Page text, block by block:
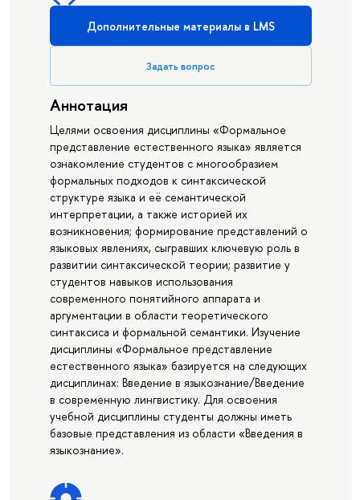
Дополнительные материалы в LMS
Задать вопрос
Аннотация
Целями освоения дисциплины «Формальное
представление естественного языка» является
ознакомление студентов с многообразием
формальных подходов к синтаксической
структуре языка и её семантической
интерпретации, а также историей их
возникновения; формирование представлений о
языковых явлениях, сыгравших ключевую роль в
развитии синтаксической теории; развитие у
студентов навыков использования
современного понятийного аппарата и
аргументации в области теоретического
синтаксиса и формальной семантики. Изучение
дисциплины «Формальное представление
естественного языка» базируется на следующих
дисциплинах: Введение в языкознание/Введение
в современную лингвистику. Для освоения
учебной дисциплины студенты должны иметь
базовые представления из области «Введения в
языкознание».